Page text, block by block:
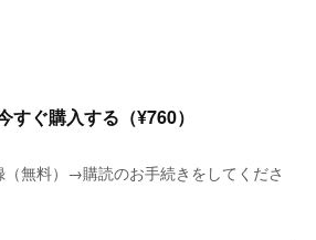
すぐ購入する（¥760）
無料）→購読のお手続きをしてくださ